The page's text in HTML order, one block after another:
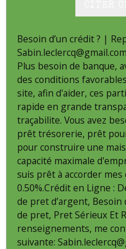
Besoin d’un crédit ? |
Sabin.leclercq@gmail.com
Plus besoin de banque,
des conditions
site, afin d'aider, ces
rapide en grande
traçabilite. Vous avez
prêt trésorerie, prêt
pour construire une
capacité maximale
suis prêt à accorder
0.50%.Crédit en Ligne :
de pret d’argent,
de pret, Pret Sérieux Et
renseignements, me
suivante: